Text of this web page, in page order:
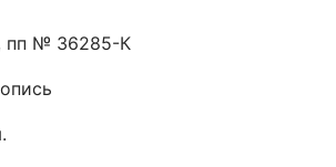
пп № 36285-К